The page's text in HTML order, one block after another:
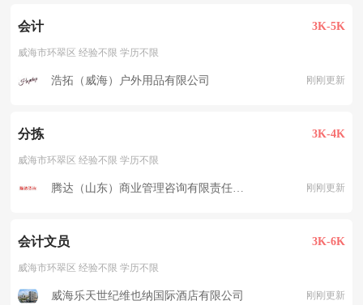
会计 3K-5K
威海市环翠区 经验不限 学历不限
浩拓（威海）户外用品有限公司 刚刚更新
分拣 3K-4K
威海市环翠区 经验不限 学历不限
腾达（山东）商业管理咨询有限责任公司 刚刚更新
会计文员 3K-6K
威海市环翠区 经验不限 学历不限
威海乐天世纪维也纳国际酒店有限公司 刚刚更新